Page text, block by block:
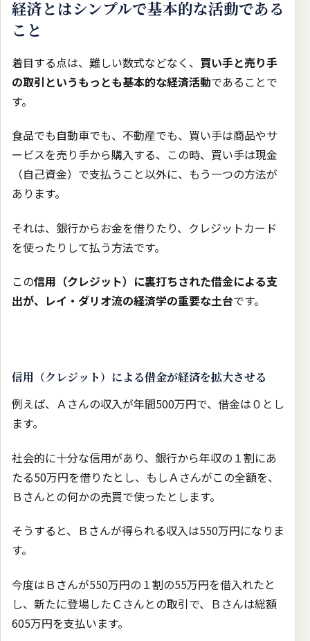
経済とはシンプルで基本的な活動である
こと
着目する点は、難しい数式などなく、 買い手と売り手
の取引というもっとも基本的な経済活動であることで
す。
食品でも自動車でも、不動産でも、買い手は商品やサ
ービスを売り手から購入する、この時、買い手は現金
（自己資金）で支払うこと以外に、もう一つの方法が
あります。
それは、銀行からお金を借りたり、クレジットカード
を使ったりして払う方法です。
この信用（クレジット）に裏打ちされた借金による支
出が、レイ・ダリオ流の経済学の重要な土台です。
信用（クレジット）による借金が経済を拡大させる
例えば、Ａさんの収入が年間500万円で、借金は０とし
ます。
社会的に十分な信用があり、銀行から年収の１割にあ
たる50万円を借りたとし、もしＡさんがこの全額を、
Ｂさんとの何かの売買で使ったとします。
そうすると、Ｂさんが得られる収入は550万円になりま
す。
今度はＢさんが550万円の１割の55万円を借入れたと
し、新たに登場したＣさんとの取引で、Ｂさんは総額
605万円を支払います。